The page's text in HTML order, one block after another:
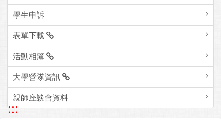
學生申訴
表單下載
活動相簿
大學營隊資訊
親師座談會資料
:::